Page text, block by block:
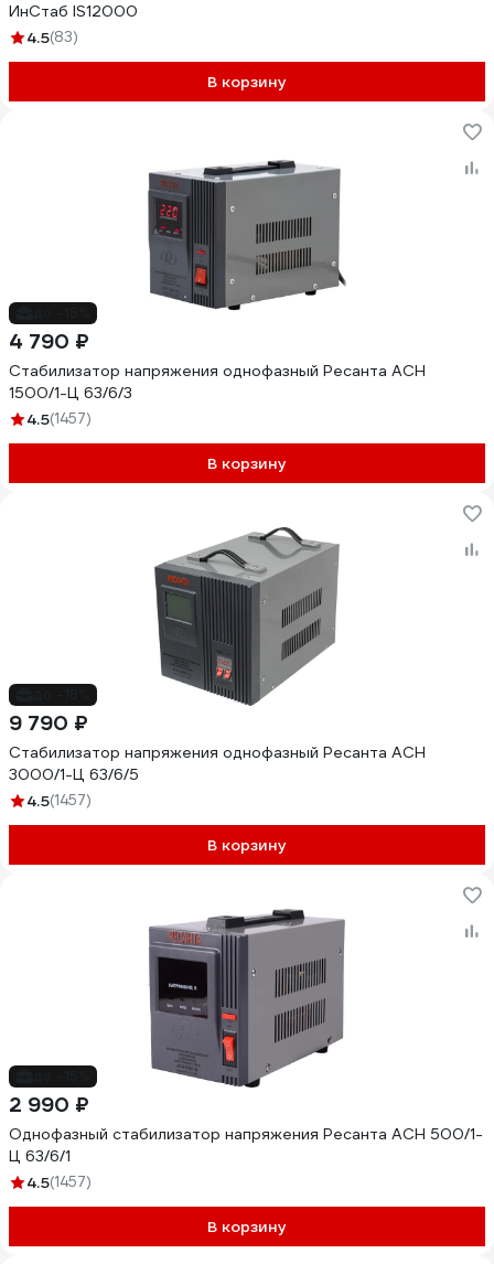
ИнСтаб IS12000
4.5(83)
В корзину
4 790 ₽
Стабилизатор напряжения однофазный Ресанта АСН
1500/1-Ц 63/6/3
4.5(1457)
В корзину
9 790 ₽
Стабилизатор напряжения однофазный Ресанта АСН
3000/1-Ц 63/6/5
4.5(1457)
В корзину
2 990 ₽
Однофазный стабилизатор напряжения Ресанта АСН 500/1-
Ц 63/6/1
4.5(1457)
В корзину